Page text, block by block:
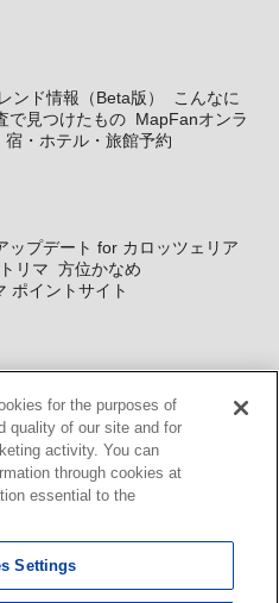
ンド情報（Beta版）
こんなに
で見つけたもの MapFanオンラ
宿・ホテル・旅館予約
ップデート for カロッツェリア
トリマ 方位かなめ
ポイントサイト
ス WEBサイト・システム向け地
キット MapFan DB 住所確認
マ広告 Geo-Research
ロッツェリア地図割プラス
for the purposes of
quality of our site and for
activity. You can
through cookies at
essential to the
Settings